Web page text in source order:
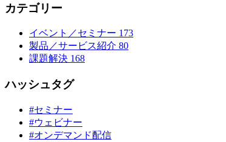
カテゴリー
イベント／セミナー 173
製品／サービス紹介 80
課題解決 168
ハッシュタグ
#セミナー
#ウェビナー
#オンデマンド配信